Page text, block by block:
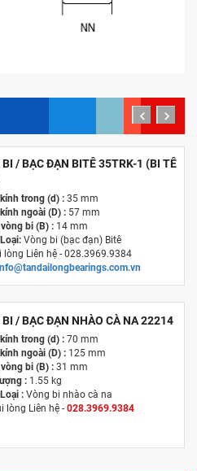
BI / BẠC ĐẠN BITÊ 35TRK-1 (BI TÊ
trong (d) :35 mm
ngoài (D) :57 mm
bi (B) :14 mm
Vòng bi (bạc đạn) Bitê
Liên hệ - 028.3969.9384
BI / BẠC ĐẠN NHÀO CÀ NA 22214
trong (d) :70 mm
ngoài (D) :125 mm
bi (B) :31 mm
: 1.55 kg
: Vòng bi nhào cà na
lòng Liên hệ - 028.3969.9384
prev next